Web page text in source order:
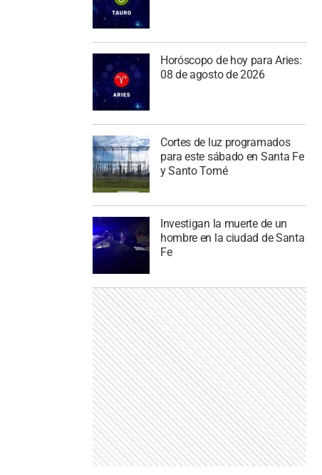
Horóscopo de hoy para Aries:
08 de agosto de 2026
Cortes de luz programados
para este sábado en Santa Fe
y Santo Tomé
Investigan la muerte de un
hombre en la ciudad de Santa
Fe